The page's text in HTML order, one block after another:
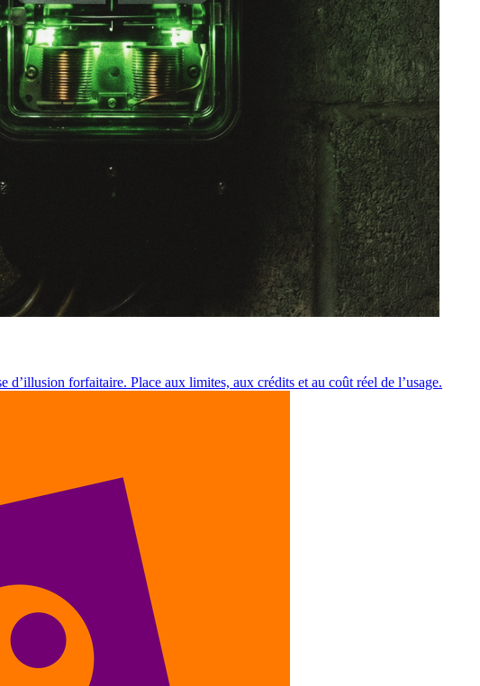
d’illusion forfaitaire. Place aux limites, aux crédits et au coût réel de l’usage.